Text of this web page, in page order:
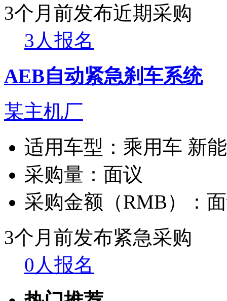
3个月前发布近期采购
3人报名
AEB自动紧急刹车系统
某主机厂
适用车型： 乘用车 新
采购量： 面议
采购金额（RMB）：
3个月前发布紧急采购
0人报名